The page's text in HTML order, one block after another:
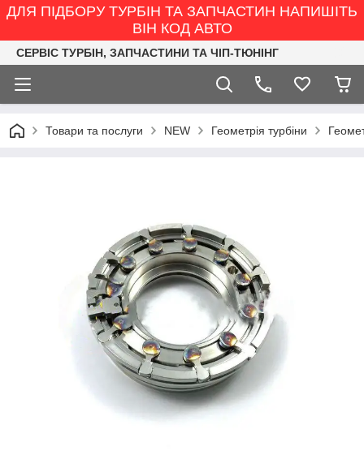
ДЛЯ ПІДБОРУ ТУРБІН ТА ЗАПЧАСТИН НАПИШІТЬ
ВІН КОД АВТО
СЕРВІС ТУРБІН, ЗАПЧАСТИНИ ТА ЧІП-ТЮНІНГ
Товари та послуги NEW Геометрія турбіни